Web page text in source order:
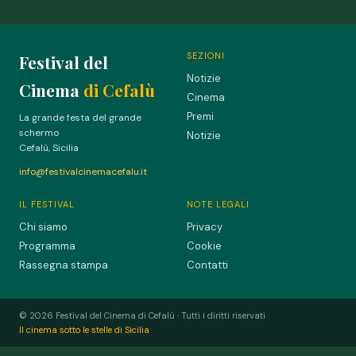
Festival del
Cinema di Cefalù
La grande festa del grande
schermo
Cefalù, Sicilia
info@festivalcinemacefalu.it
SEZIONI
Notizie
Cinema
Premi
Notizie
IL FESTIVAL
Chi siamo
Programma
Rassegna stampa
NOTE LEGALI
Privacy
Cookie
Contatti
© 2026 Festival del Cinema di Cefalù · Tutti i diritti riservati
Il cinema sotto le stelle di Sicilia